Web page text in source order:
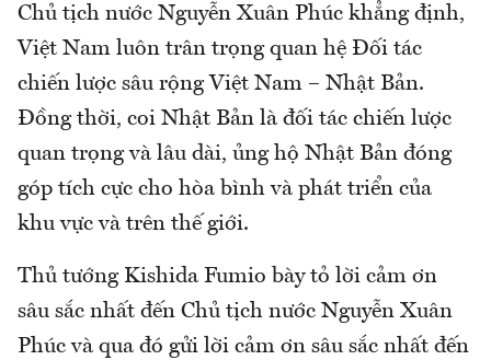
Chủ tịch nước Nguyễn Xuân Phúc khẳng định,
Việt Nam luôn trân trọng quan hệ Đối tác
chiến lược sâu rộng Việt Nam – Nhật Bản.
Đồng thời, coi Nhật Bản là đối tác chiến lược
quan trọng và lâu dài, ủng hộ Nhật Bản đóng
góp tích cực cho hòa bình và phát triển của
khu vực và trên thế giới.
Thủ tướng Kishida Fumio bày tỏ lời cảm ơn
sâu sắc nhất đến Chủ tịch nước Nguyễn Xuân
Phúc và qua đó gửi lời cảm ơn sâu sắc nhất đến